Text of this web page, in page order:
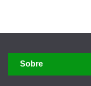
Sobre